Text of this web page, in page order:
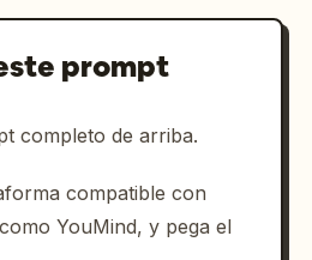
prompt
completo de arriba.
compatible con
YouMind, y pega el